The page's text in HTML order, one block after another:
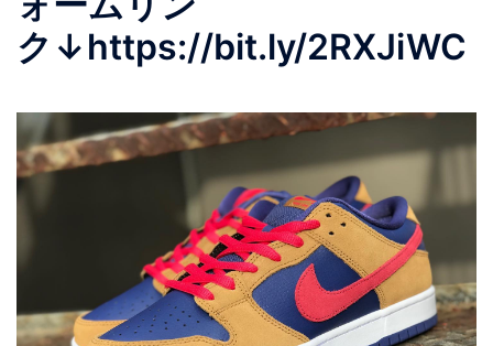
ク ↓ https://bit.ly/2RXJiWC